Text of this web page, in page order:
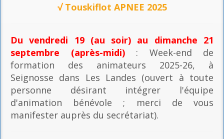
√ Touskiflot APNEE 2025
Du vendredi 19 (au soir) au dimanche 21
septembre (après-midi): Week-end de
formation des animateurs 2025-26, à
Seignosse dans Les Landes (ouvert à toute
personne désirant intégrer l'équipe
d'animation bénévole ; merci de vous
manifester auprès du secrétariat).